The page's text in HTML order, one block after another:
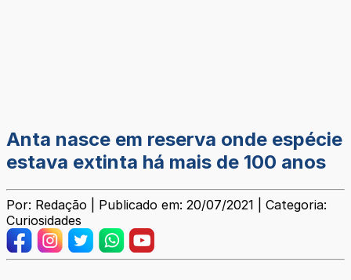
Anta nasce em reserva onde espécie
estava extinta há mais de 100 anos
Por: Redação | Publicado em: 20/07/2021 | Categoria:
Curiosidades